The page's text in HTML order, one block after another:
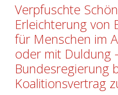
Verpfuschte
Erleichterung von
für Menschen im
oder mit Duldung
Bundesregierung
Koalitionsvertrag